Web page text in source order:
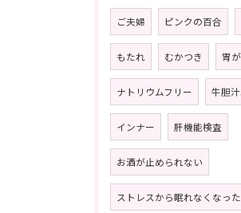
ご夫婦 ピンクの百合
もたれ むかつき 胃
ナトリウムフリー 牛胆
インナー 肝機能検査
お酒が止められない
ストレスから眠れなくなった